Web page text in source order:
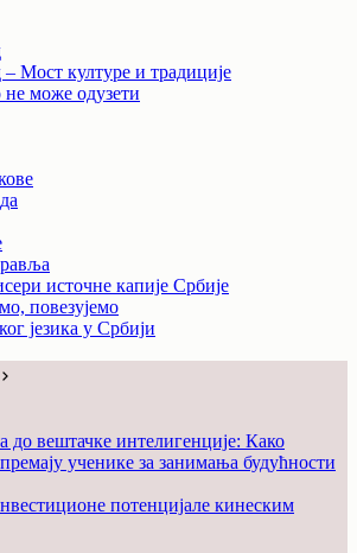
Мост културе и традиције
може одузети
источне капије Србије
повезујемо
језика у Србији
до вештачке интелигенције: Како
ученике за занимања будућности
потенцијале кинеским